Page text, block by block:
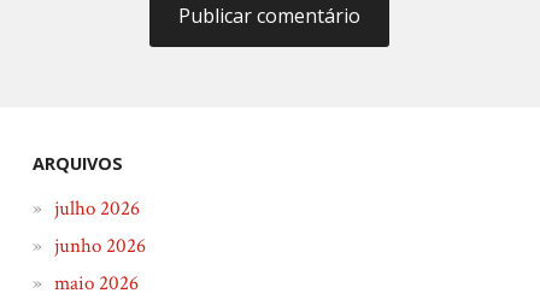
ARQUIVOS
julho 2026
junho 2026
maio 2026